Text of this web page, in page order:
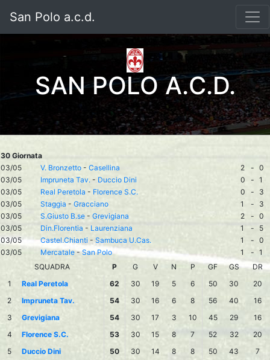
San Polo a.c.d.
SAN POLO A.C.D.
30 Giornata
03/05
V. Bronzetto - Casellina 2 - 0
03/05
Impruneta Tav. - Duccio Dini 0 - 1
03/05
Real Peretola - Florence S.C. 0 -
3
03/05
Staggia - Gracciano 1 -
3
03/05
S.Giusto B.se - Grevigiana 2 - 0
03/05
Din.Florentia - Laurenziana 1 -
5
03/05
Castel.Chianti - Sambuca U.Cas. 1 - 0
03/05
Mercatale-San Polo 1 - 1
SQUADRA
P G V N P GF GS
DR
1
Real Peretola 62 30 19 5 6 50 30
20
2
Impruneta Tav. 54 30 16 6 8 56 40
16
3
Grevigiana 54 30 17 3 10 45 29
16
4
Florence S.C. 53 30 15 8 7 52 32
20
5
Duccio Dini 50 30 14 8 8 50 43
7